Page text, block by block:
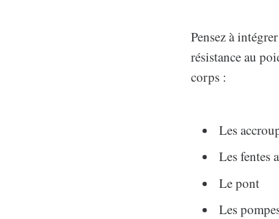
Pensez à
résistance au
corps :
Les
Les fentes
Le pont
Les